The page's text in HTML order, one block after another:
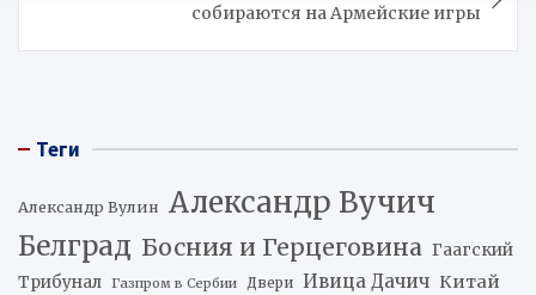
собираются на Армейские игры
Теги
Александр Вулин Александр Вучич
Белград Босния и Герцеговина Гаагский
Трибунал Газпром в Сербии Двери Ивица Дачич Китай